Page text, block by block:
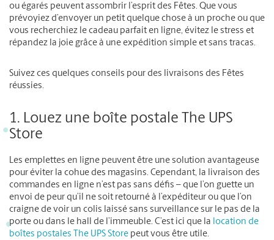
ou égarés peuvent assombrir l’esprit des Fêtes. Que vous
prévoyiez d’envoyer un petit quelque chose à un proche ou que
vous recherchiez le cadeau parfait en ligne, évitez le stress et
répandez la joie grâce à une expédition simple et sans tracas.
Suivez ces quelques conseils pour des livraisons des Fêtes
réussies.
1. Louez une boîte postale The UPS
Store
Les emplettes en ligne peuvent être une solution avantageuse
pour éviter la cohue des magasins. Cependant, la livraison des
commandes en ligne n’est pas sans défis – que l’on guette un
envoi de peur qu’il ne soit retourné à l’expéditeur ou que l’on
craigne de voir un colis laissé sans surveillance sur le pas de la
porte ou dans le hall de l’immeuble. C’est ici que la location de
boîtes postales The UPS Store peut vous être utile.